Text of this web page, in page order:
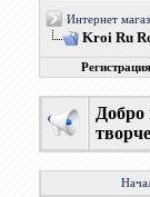
Интернет
Kroi Ru
Регистрация
Добро